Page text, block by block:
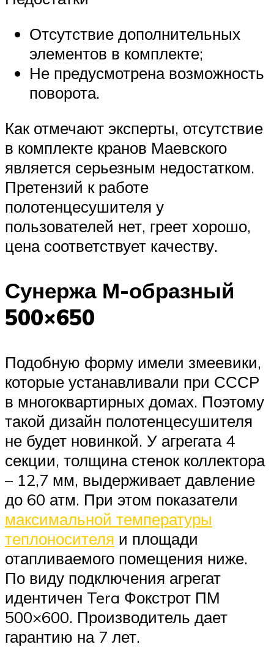
Отсутствие дополнительных
элементов в комплекте;
Не предусмотрена возможность
поворота.
Как отмечают эксперты, отсутствие
в комплекте кранов Маевского
является серьезным недостатком.
Претензий к работе
полотенцесушителя у
пользователей нет, греет хорошо,
цена соответствует качеству.
Сунержа М-образный
500×650
Подобную форму имели змеевики,
которые устанавливали при СССР
в многоквартирных домах. Поэтому
такой дизайн полотенцесушителя
не будет новинкой. У агрегата 4
секции, толщина стенок коллектора
– 12,7 мм, выдерживает давление
до 60 атм. При этом показатели
максимальной температуры
теплоносителя и площади
отапливаемого помещения ниже.
По виду подключения агрегат
идентичен Tera Фокстрот ПМ
500×600. Производитель дает
гарантию на 7 лет.